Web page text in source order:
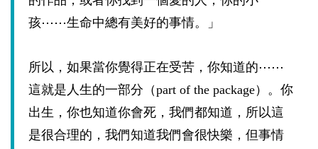
孩⋯⋯生命中總有美好的事情。」
所以，如果當你覺得正在受苦，你知道的⋯⋯
這就是人生的一部分（part of the package）。你
出生，你也知道你會死，我們都知道，所以這
是很合理的，我們知道我們會很快樂，但事情